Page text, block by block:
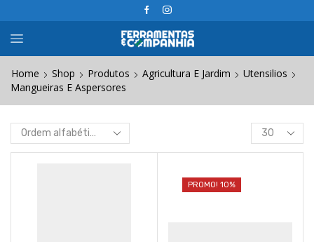
Home Shop Produtos Agricultura E Jardim
Utensilios
Mangueiras E Aspersores
Products
per
PROMO! 10%